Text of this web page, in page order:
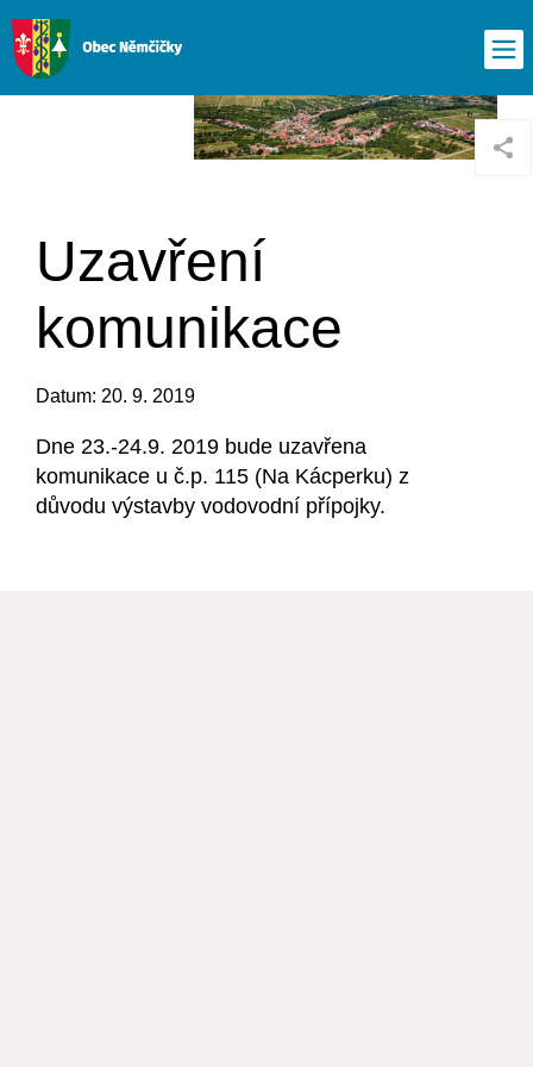
Uzavření
komunikace
Datum: 20. 9. 2019
Dne 23.-24.9. 2019 bude uzavřena
komunikace u č.p. 115 (Na Kácperku) z
důvodu výstavby vodovodní přípojky.